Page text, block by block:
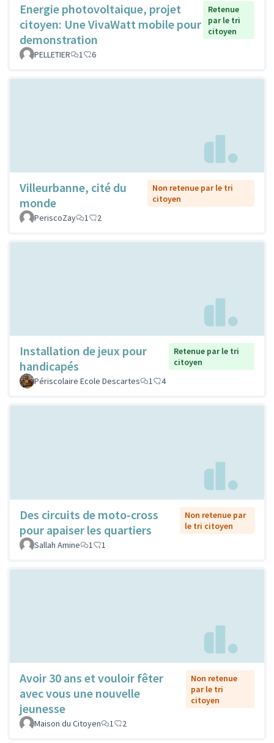
Energie photovoltaique, projet
citoyen: Une VivaWatt mobile pour
demonstration
Retenue
par le tri
citoyen
PELLETIER 1 6
Villeurbanne, cité du
monde
Non retenue par le tri
citoyen
PeriscoZay
1 2
Installation de jeux pour
handicapés
Retenue par le tri
citoyen
Périscolaire Ecole Descartes
1 4
Des circuits de moto-cross
pour apaiser les quartiers
Non retenue par
le tri citoyen
Sallah Amine
1 1
Avoir 30 ans et vouloir fêter
avec vous une nouvelle
jeunesse
Non retenue
par le tri
citoyen
Maison du Citoyen 1 2